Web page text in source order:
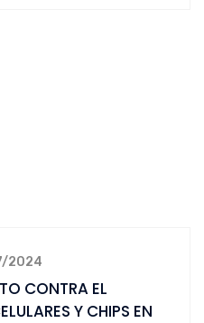
2024
CONTRA EL
Y CHIPS EN